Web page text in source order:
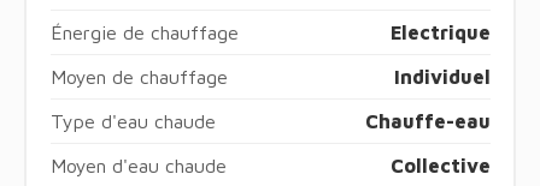
Énergie de chauffage Electrique
Moyen de chauffage Individuel
Type d'eau chaude Chauffe-eau
Moyen d'eau chaude Collective